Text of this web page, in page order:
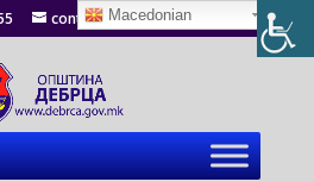
contact@debrca.gov.mk
Macedonian